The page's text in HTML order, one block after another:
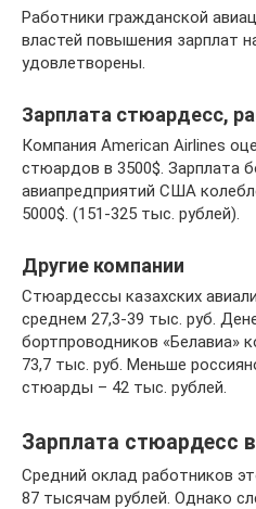
Работники гражданской
властей повышения зарплат
удовлетворены.
Зарплата стюардесс,
Компания American Airlines
стюардов в 3500$. Зарплата
авиапредприятий США
5000$. (151-325 тыс. рублей).
Другие компании
Стюардессы казахских
среднем 27,3-39 тыс. руб.
бортпроводников «Белавиа»
73,7 тыс. руб. Меньше
стюарды – 42 тыс. рублей.
Зарплата стюардесс
Средний оклад работников
87 тысячам рублей. Однако